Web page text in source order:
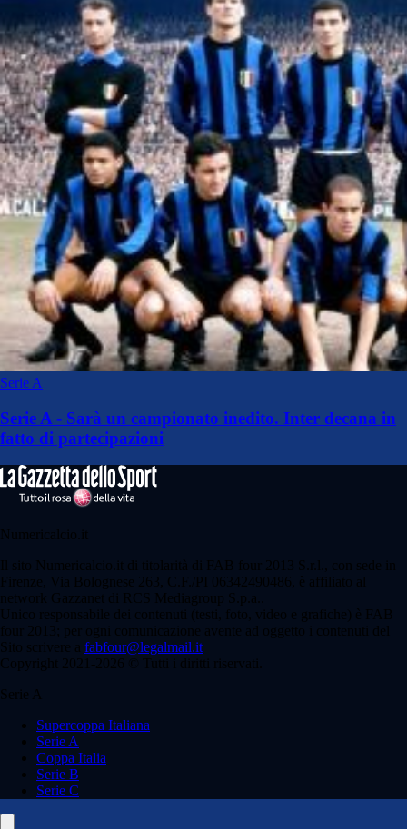
Serie A
Serie A - Sarà un campionato inedito. Inter decana in
fatto di partecipazioni
Numericalcio.it
Il sito Numericalcio.it di titolarità di FAB four 2013 S.r.l., con sede in
Firenze, Via Bolognese 263, C.F./PI 06342490486, è affiliato al
network Gazzanet di RCS Mediagroup S.p.a..
Unico responsabile dei contenuti (testi, foto, video e grafiche) è FAB
four 2013; per ogni comunicazione avente ad oggetto i contenuti del
Sito scrivere a fabfour@legalmail.it
Copyright 2021-2026 © Tutti i diritti riservati.
Serie A
Supercoppa Italiana
Serie A
Coppa Italia
Serie B
Serie C